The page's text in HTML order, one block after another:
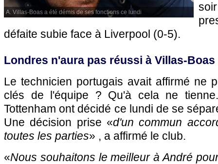
A. Villas-Boas a été démis de ses fonctions ce lundi
défaite subie face à Liverpool (0-5).
Londres n'aura pas réussi à Villas-Boas
Le technicien portugais avait affirmé ne
clés de l'équipe ? Qu'à cela ne
Tottenham ont décidé ce lundi de se
Une décision prise «d'un commun
toutes les parties» , a affirmé le club.
«Nous souhaitons le meilleur à André